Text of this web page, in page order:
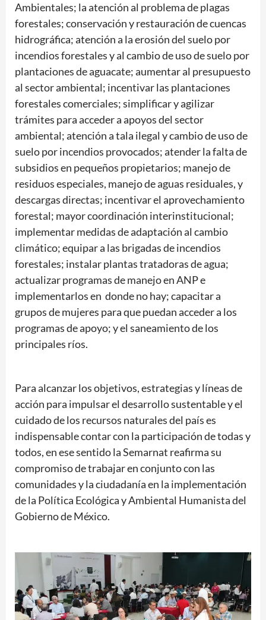
Ambientales; la atención al problema de plagas
forestales; conservación y restauración de cuencas
hidrográfica; atención a la erosión del suelo por
incendios forestales y al cambio de uso de suelo por
plantaciones de aguacate; aumentar al presupuesto
al sector ambiental; incentivar las plantaciones
forestales comerciales; simplificar y agilizar
trámites para acceder a apoyos del sector
ambiental; atención a tala ilegal y cambio de uso de
suelo por incendios provocados; atender la falta de
subsidios en pequeños propietarios; manejo de
residuos especiales, manejo de aguas residuales, y
descargas directas; incentivar el aprovechamiento
forestal; mayor coordinación interinstitucional;
implementar medidas de adaptación al cambio
climático; equipar a las brigadas de incendios
forestales; instalar plantas tratadoras de agua;
actualizar programas de manejo en ANP e
implementarlos en donde no hay; capacitar a
grupos de mujeres para que puedan acceder a los
programas de apoyo; y el saneamiento de los
principales ríos.
Para alcanzar los objetivos, estrategias y líneas de
acción para impulsar el desarrollo sustentable y el
cuidado de los recursos naturales del país es
indispensable contar con la participación de todas y
todos, en ese sentido la Semarnat reafirma su
compromiso de trabajar en conjunto con las
comunidades y la ciudadanía en la implementación
de la Política Ecológica y Ambiental Humanista del
Gobierno de México.